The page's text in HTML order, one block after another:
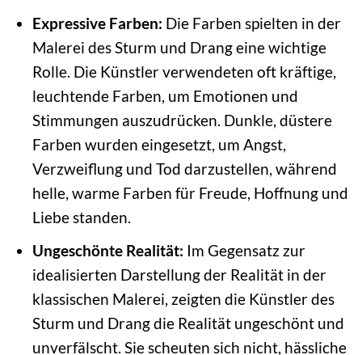
Expressive Farben: Die Farben spielten in der
Malerei des Sturm und Drang eine wichtige
Rolle. Die Künstler verwendeten oft kräftige,
leuchtende Farben, um Emotionen und
Stimmungen auszudrücken. Dunkle, düstere
Farben wurden eingesetzt, um Angst,
Verzweiflung und Tod darzustellen, während
helle, warme Farben für Freude, Hoffnung und
Liebe standen.
Ungeschönte Realität: Im Gegensatz zur
idealisierten Darstellung der Realität in der
klassischen Malerei, zeigten die Künstler des
Sturm und Drang die Realität ungeschönt und
unverfälscht. Sie scheuten sich nicht, hässliche